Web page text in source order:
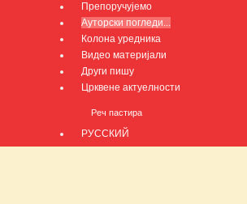
Препоручујемо
Ауторски погледи...
Колона уредника
Видео материјали
Други пишу
Црквене актуелности
Реч пастира
РУССКИЙ